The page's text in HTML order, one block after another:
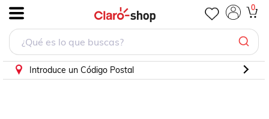
0
Introduce un Código Postal
PorCategorías
PorMarcas
PorDescuento